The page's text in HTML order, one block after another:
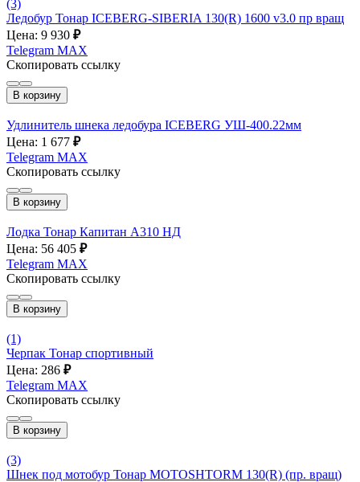
(3)
Ледобур Тонар ICEBERG-SIBERIA 130(R) 1600 v3.0 пр вращ
Цена: 9 930 ₽
Telegram MAX
Скопировать ссылку
В корзину
Удлинитель шнека ледобура ICEBERG УШ-400.22мм
Цена: 1 677 ₽
Telegram MAX
Скопировать ссылку
В корзину
Лодка Тонар Капитан А310 НД
Цена: 56 405 ₽
Telegram MAX
Скопировать ссылку
В корзину
(1)
Черпак Тонар спортивный
Цена: 286 ₽
Telegram MAX
Скопировать ссылку
В корзину
(3)
Шнек под мотобур Тонар MOTOSHTORM 130(R) (пр. вращ)